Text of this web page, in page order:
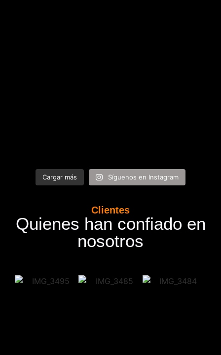
Cargar más Síguenos en Instagram
Clientes
Quienes han confiado en
nosotros